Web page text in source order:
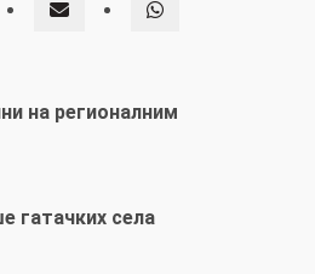
на регионалним
гатачких села